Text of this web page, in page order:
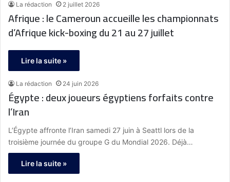
La rédaction 2 juillet 2026
Afrique : le Cameroun accueille les championnats
d’Afrique kick-boxing du 21 au 27 juillet
Lire la suite »
La rédaction 24 juin 2026
Égypte : deux joueurs égyptiens forfaits contre
l’Iran
L’Égypte affronte l’Iran samedi 27 juin à Seattl lors de la
troisième journée du groupe G du Mondial 2026. Déjà…
Lire la suite »